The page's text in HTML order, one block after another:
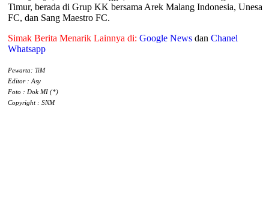
Timur, berada di Grup KK bersama Arek Malang Indonesia, Unesa
FC, dan Sang Maestro FC.
Simak Berita Menarik Lainnya di: Google Newsdan Chanel
Whatsapp
Pewarta: TiM
Editor : Asy
Foto : Dok MI (*)
Copyright : SNM